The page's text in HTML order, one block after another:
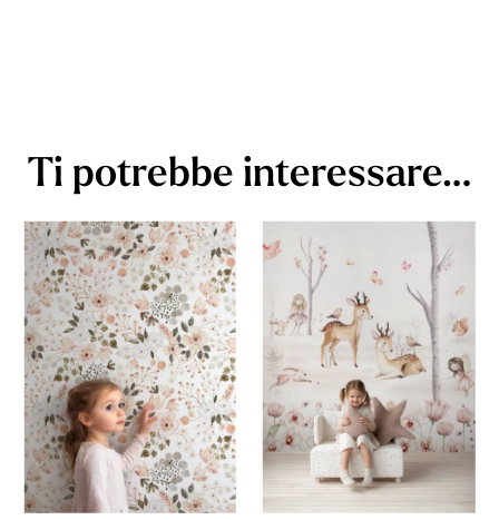
Ti potrebbe interessare…